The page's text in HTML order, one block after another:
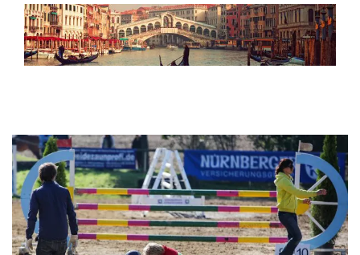
SERVIZI ALLE IMPRESE
APPUNTAMENTI E NEWS
SPORTELLI